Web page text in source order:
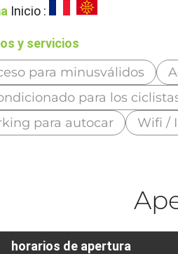
Inicio :
y servicios
para minusválidos
para los
para autocar
Wifi /
horarios de apertura